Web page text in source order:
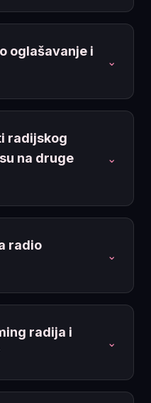
oglašavanje i
⌄
radijskog
na druge
⌄
radio
⌄
radija i
⌄